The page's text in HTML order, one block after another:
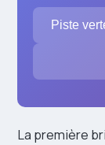
Piste
La première